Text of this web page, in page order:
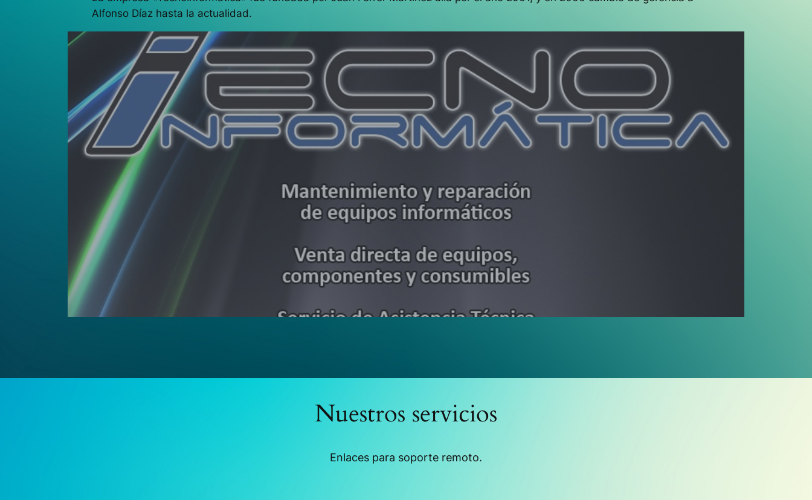
Alfonso Díaz hasta la actualidad.
Nuestros servicios
Enlaces para soporte remoto.